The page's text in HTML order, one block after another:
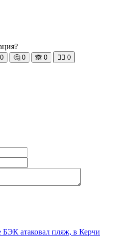
0 🤔 0 🙈 0 🧘‍♀️ 0
БЭК атаковал пляж, в Керчи